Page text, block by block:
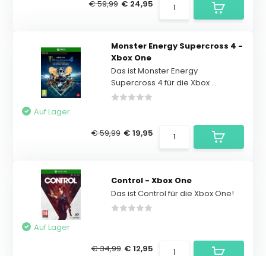
€ 59,99 € 24,95
Monster Energy Supercross 4 -
Xbox One
Das ist Monster Energy
Supercross 4 für die Xbox ...
Auf Lager
€ 59,99 € 19,95
Control - Xbox One
Das ist Control für die Xbox One!
Auf Lager
€ 34,99 € 12,95